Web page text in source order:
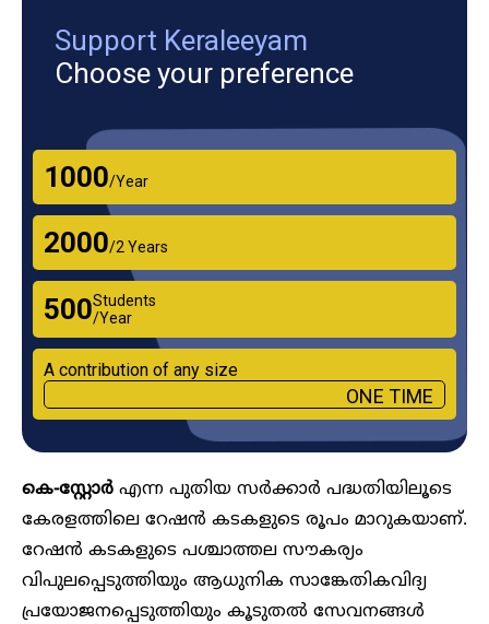
Support Keraleeyam
Choose your preference
₹1000/Year
₹2000/2 Years
₹500Students
/Year
A contribution of any size
ONE TIME
കെ-സ്റ്റോർ എന്ന പുതിയ സർക്കാർ പദ്ധതിയിലൂടെ
കേരളത്തിലെ റേഷൻ കടകളുടെ രൂപം മാറുകയാണ്.
റേഷൻ കടകളുടെ പശ്ചാത്തല സൗകര്യം
വിപുലപ്പെടുത്തിയും ആധുനിക സാങ്കേതികവിദ്യ
പ്രയോജനപ്പെടുത്തിയും കൂടുതൽ സേവനങ്ങൾ